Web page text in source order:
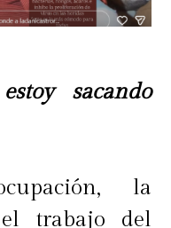
sacando
la
trabajo del